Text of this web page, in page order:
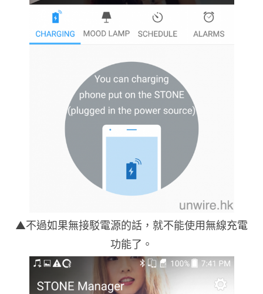
▲不過如果無接駁電源的話，就不能使用無線充電
功能了。